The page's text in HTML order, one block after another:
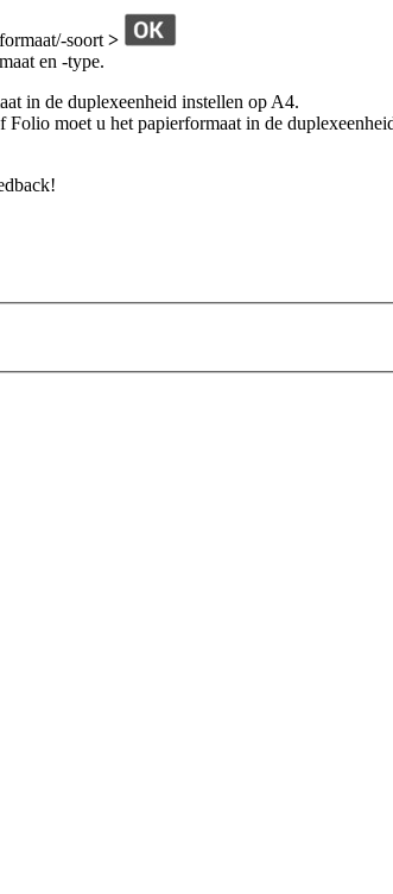
soort >
en -type.
in de duplexeenheid instellen op A4.
moet u het papierformaat in de